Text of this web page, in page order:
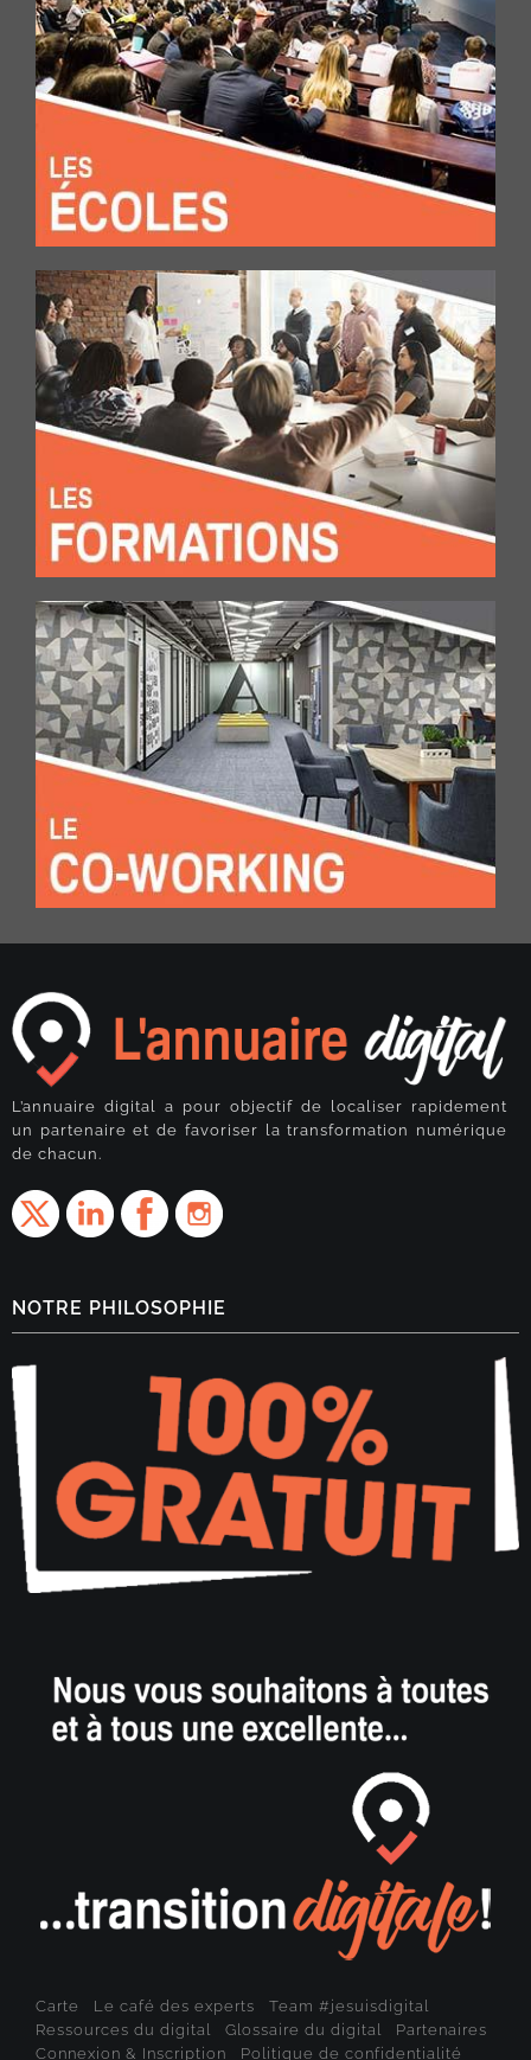
L’annuaire digital a pour objectif de localiser rapidement
un partenaire et de favoriser la transformation numérique
de chacun.
NOTRE PHILOSOPHIE
Carte Le café des experts
Team #jesuisdigital
Ressources du digital
Glossaire du digital
Partenaires
Connexion & Inscription
Politique de confidentialité